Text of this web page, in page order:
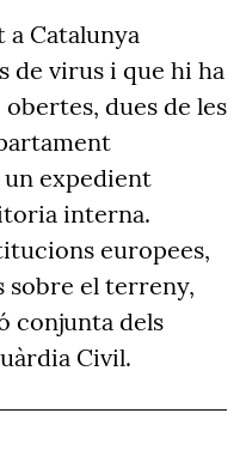
Catalunya
de virus i que hi ha
dues de les
expedient
interna.
europees,
sobre el terreny,
conjunta dels
Civil.